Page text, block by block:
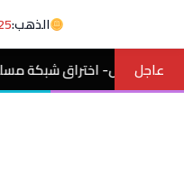
الذهب:
عاجل
شبكة مسلحة تخطط لهجمات